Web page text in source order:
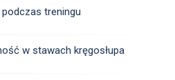
treningu
w stawach kręgosłupa